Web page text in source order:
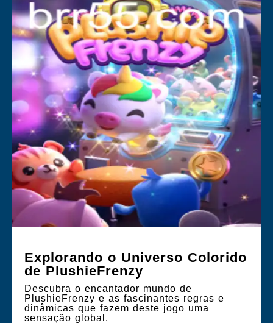
Explorando o Universo Colorido
de PlushieFrenzy
Descubra o encantador mundo de
PlushieFrenzy e as fascinantes regras e
dinâmicas que fazem deste jogo uma
sensação global.